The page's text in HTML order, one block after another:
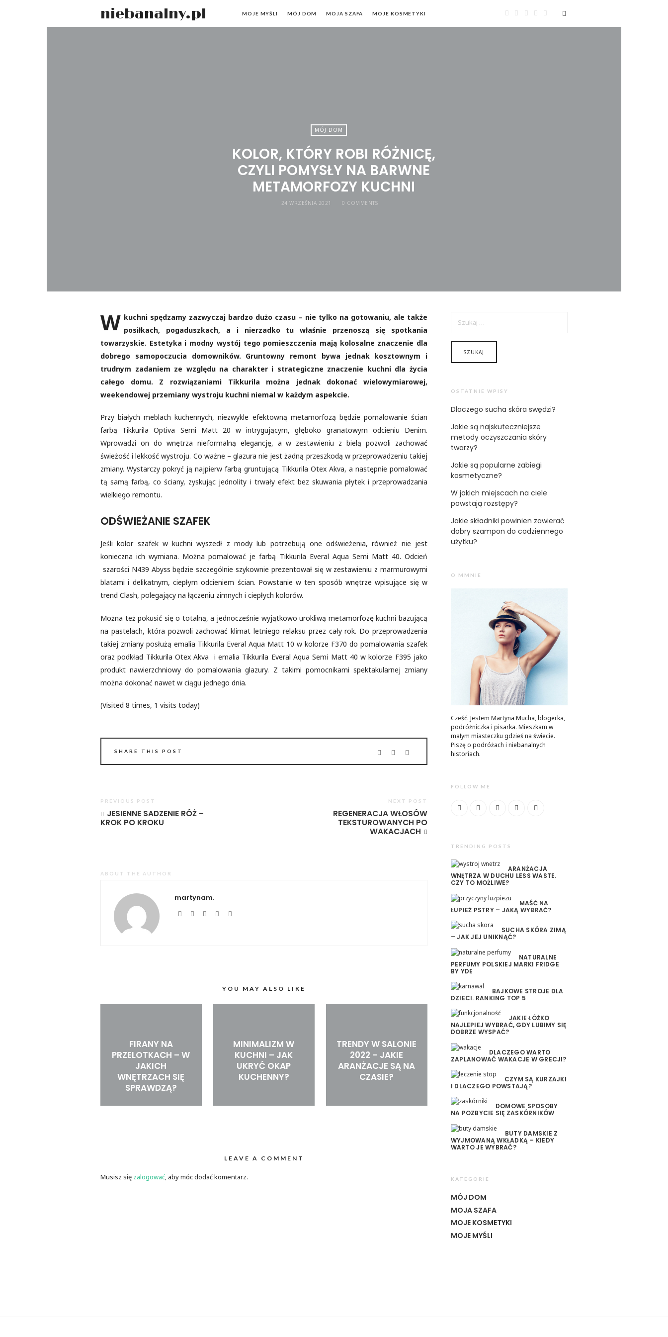
niebanalny.pl MOJE MYŚLI MÓJ DOM MOJA SZAFA MOJE KOSMETYKI
MÓJ DOM
KOLOR, KTÓRY ROBI RÓŻNICĘ,
CZYLI POMYSŁY NA BARWNE
METAMORFOZY KUCHNI
24 WRZEŚNIA 2021 0 COMMENTS
W kuchni spędzamy zazwyczaj bardzo dużo czasu – nie tylko na gotowaniu, ale także
posiłkach, pogaduszkach, a i nierzadko tu właśnie przenoszą się spotkania
towarzyskie. Estetyka i modny wystój tego pomieszczenia mają kolosalne znaczenie dla
dobrego samopoczucia domowników. Gruntowny remont bywa jednak kosztownym i
trudnym zadaniem ze względu na charakter i strategiczne znaczenie kuchni dla życia
całego domu. Z rozwiązaniami Tikkurila można jednak dokonać wielowymiarowej,
weekendowej przemiany wystroju kuchni niemal w każdym aspekcie.
Przy białych meblach kuchennych, niezwykle efektowną metamorfozą będzie pomalowanie ścian
farbą Tikkurila Optiva Semi Matt 20 w intrygującym, głęboko granatowym odcieniu Denim.
Wprowadzi on do wnętrza nieformalną elegancję, a w zestawieniu z bielą pozwoli zachować
świeżość i lekkość wystroju. Co ważne – glazura nie jest żadną przeszkodą w przeprowadzeniu takiej
zmiany. Wystarczy pokryć ją najpierw farbą gruntującą Tikkurila Otex Akva, a następnie pomalować
tą samą farbą, co ściany, zyskując jednolity i trwały efekt bez skuwania płytek i przeprowadzania
wielkiego remontu.
ODŚWIEŻANIE SZAFEK
Jeśli kolor szafek w kuchni wyszedł z mody lub potrzebują one odświeżenia, również nie jest
konieczna ich wymiana. Można pomalować je farbą Tikkurila Everal Aqua Semi Matt 40. Odcień
szarości N439 Abyss będzie szczególnie szykownie prezentował się w zestawieniu z marmurowymi
blatami i delikatnym, ciepłym odcieniem ścian. Powstanie w ten sposób wnętrze wpisujące się w
trend Clash, polegający na łączeniu zimnych i ciepłych kolorów.
Można też pokusić się o totalną, a jednocześnie wyjątkowo urokliwą metamorfozę kuchni bazującą
na pastelach, która pozwoli zachować klimat letniego relaksu przez cały rok. Do przeprowadzenia
takiej zmiany posłużą emalia Tikkurila Everal Aqua Matt 10 w kolorze F370 do pomalowania szafek
oraz podkład Tikkurila Otex Akva i emalia Tikkurila Everal Aqua Semi Matt 40 w kolorze F395 jako
produkt nawierzchniowy do pomalowania glazury. Z takimi pomocnikami spektakularnej zmiany
można dokonać nawet w ciągu jednego dnia.
(Visited 8 times, 1 visits today)
SHARE THIS POST
PREVIOUS POST
JESIENNE SADZENIE RÓŻ –
KROK PO KROKU
NEXT POST
REGENERACJA WŁOSÓW
TEKSTUROWANYCH PO
WAKACJACH
ABOUT THE AUTHOR
martynam.
YOU MAY ALSO LIKE
FIRANY NA
PRZELOTKACH – W
JAKICH
WNĘTRZACH SIĘ
SPRAWDZĄ?
MINIMALIZM W
KUCHNI – JAK
UKRYĆ OKAP
KUCHENNY?
TRENDY W SALONIE
2022 – JAKIE
ARANŻACJE SĄ NA
CZASIE?
LEAVE A COMMENT
Musisz się zalogować, aby móc dodać komentarz.
OSTATNIE WPISY
Dlaczego sucha skóra swędzi?
Jakie są najskuteczniejsze
metody oczyszczania skóry
twarzy?
Jakie są popularne zabiegi
kosmetyczne?
W jakich miejscach na ciele
powstają rozstępy?
Jakie składniki powinien zawierać
dobry szampon do codziennego
użytku?
O MMNIE
Cześć. Jestem Martyna Mucha, blogerka,
podróżniczka i pisarka. Mieszkam w
małym miasteczku gdzieś na świecie.
Piszę o podróżach i niebanalnych
historiach.
FOLLOW ME
TRENDING POSTS
ARANŻACJA
WNĘTRZA W DUCHU LESS WASTE.
CZY TO MOŻLIWE?
MAŚĆ NA
ŁUPIEŻ PSTRY – JAKĄ WYBRAĆ?
SUCHA SKÓRA ZIMĄ
– JAK JEJ UNIKNĄĆ?
NATURALNE
PERFUMY POLSKIEJ MARKI FRIDGE
BY YDE
BAJKOWE STROJE DLA
DZIECI. RANKING TOP 5
JAKIE ŁÓŻKO
NAJLEPIEJ WYBRAĆ, GDY LUBIMY SIĘ
DOBRZE WYSPAĆ?
DLACZEGO WARTO
ZAPLANOWAĆ WAKACJE W GRECJI?
CZYM SĄ KURZAJKI
I DLACZEGO POWSTAJĄ?
DOMOWE SPOSOBY
NA POZBYCIE SIĘ ZASKÓRNIKÓW
BUTY DAMSKIE Z
WYJMOWANĄ WKŁADKĄ – KIEDY
WARTO JE WYBRAĆ?
KATEGORIE
MÓJ DOM
MOJA SZAFA
MOJE KOSMETYKI
MOJE MYŚLI